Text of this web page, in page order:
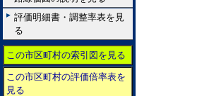
評価明細書・調整率表を見
る
この市区町村の索引図を見る
この市区町村の評価倍率表を
見る